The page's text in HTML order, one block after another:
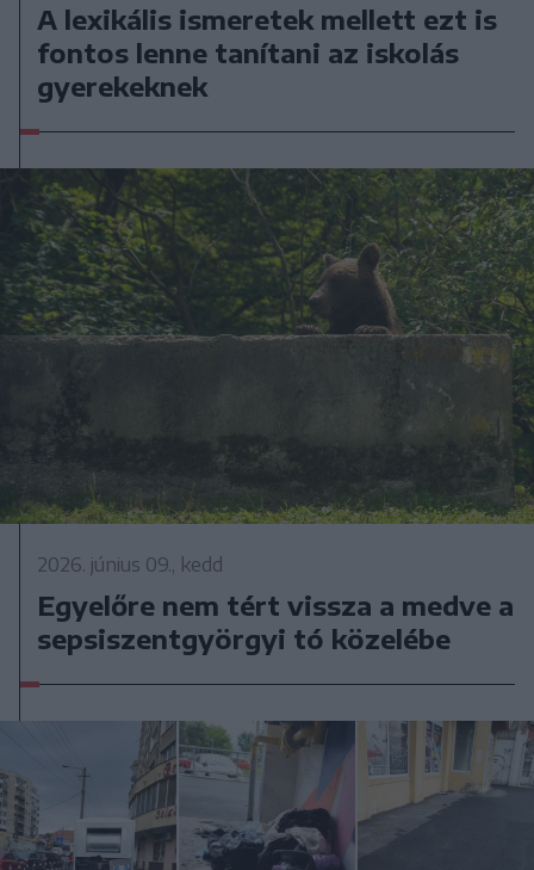
A lexikális ismeretek mellett ezt is
fontos lenne tanítani az iskolás
gyerekeknek
2026. június 09., kedd
Egyelőre nem tért vissza a medve a
sepsiszentgyörgyi tó közelébe